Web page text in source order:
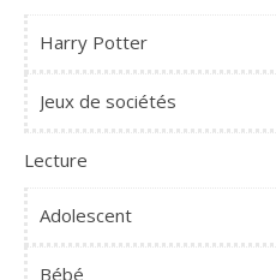
Harry Potter
Jeux de sociétés
Lecture
Adolescent
Bébé